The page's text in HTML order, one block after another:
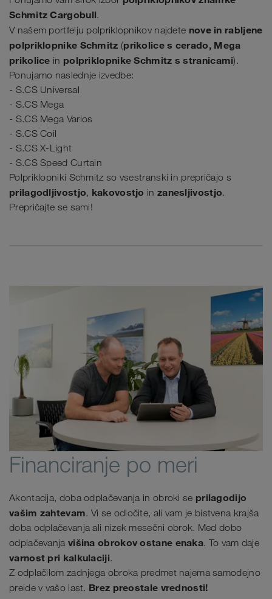
Schmitz Cargobull.
V našem portfelju polpriklopnikov najdete nove in rabljene
polpriklopnike Schmitz (prikolice s cerado, Mega
prikolice in polpriklopnike Schmitz s stranicami).
Ponujamo naslednje izvedbe:
- S.CS Universal
- S.CS Mega
- S.CS Mega Varios
- S.CS Coil
- S.CS X-Light
- S.CS Speed Curtain
Polpriklopniki Schmitz so vsestranski in prepričajo s
prilagodljivostjo, kakovostjo in zanesljivostjo.
Prepričajte se sami!
Financiranje po meri
Akontacija, doba odplačevanja in obroki se prilagodijo
vašim zahtevam. Vi se odločite, ali vam je bistvena krajša
doba odplačevanja ali nizek mesečni obrok. Med dobo
odplačevanja višina obrokov ostane enaka. To vam daje
varnost pri kalkulaciji.
Z odplačilom zadnjega obroka predmet najema samodejno
preide v vašo last. Brez preostale vrednosti!